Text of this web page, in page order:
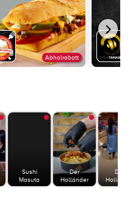
Abholrabatt
Sushi
Masuta
Der
Holländer
Der